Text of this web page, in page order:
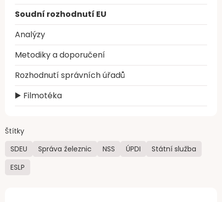
Soudní rozhodnutí EU
Analýzy
Metodiky a doporučení
Rozhodnutí správních úřadů
▶️ Filmotéka
Štítky
SDEU
Správa železnic NSS ÚPDI
Státní služba
ESLP